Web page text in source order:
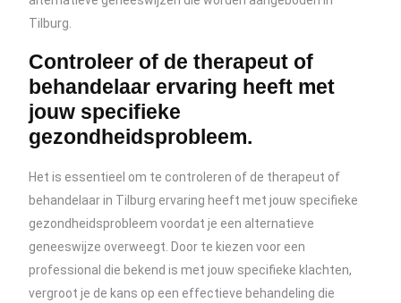
Tilburg.
Controleer of de therapeut of
behandelaar ervaring heeft met
jouw specifieke
gezondheidsprobleem.
Het is essentieel om te controleren of de therapeut of
behandelaar in Tilburg ervaring heeft met jouw specifieke
gezondheidsprobleem voordat je een alternatieve
geneeswijze overweegt. Door te kiezen voor een
professional die bekend is met jouw specifieke klachten,
vergroot je de kans op een effectieve behandeling die